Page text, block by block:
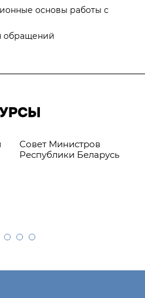
основы работы с
обращений
Совет Министров
Республики Беларусь